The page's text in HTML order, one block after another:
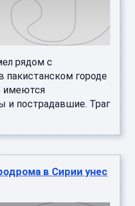
рядом с
пакистанском городе
имеются
и пострадавшие. Траг
в Сирии унес